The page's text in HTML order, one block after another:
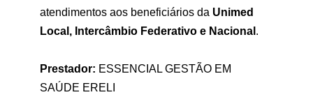
atendimentos aos beneficiários da Unimed
Local, Intercâmbio Federativo e Nacional .
Prestador: ESSENCIAL GESTÃO EM
SAÚDE ERELI